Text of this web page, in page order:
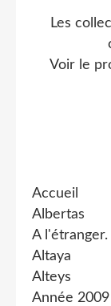
Accueil
Albertas
A l'étranger.
Altaya
Alteys
Année 2009
Les
Voir le